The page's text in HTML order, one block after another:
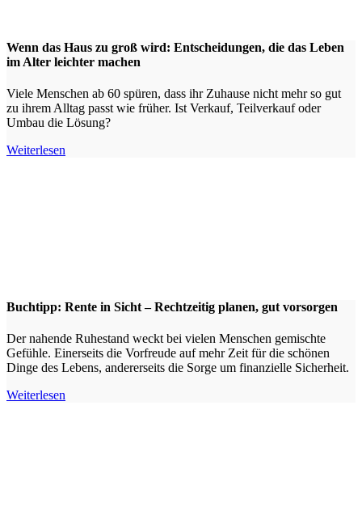
Wenn das Haus zu groß wird: Entscheidungen, die das Leben
im Alter leichter machen
Viele Menschen ab 60 spüren, dass ihr Zuhause nicht mehr so gut
zu ihrem Alltag passt wie früher. Ist Verkauf, Teilverkauf oder
Umbau die Lösung?
Weiterlesen
Buchtipp: Rente in Sicht – Rechtzeitig planen, gut vorsorgen
Der nahende Ruhestand weckt bei vielen Menschen gemischte
Gefühle. Einerseits die Vorfreude auf mehr Zeit für die schönen
Dinge des Lebens, andererseits die Sorge um finanzielle Sicherheit.
Weiterlesen